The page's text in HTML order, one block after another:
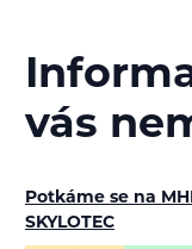
vás
Potkáme se na
SKYLOTEC